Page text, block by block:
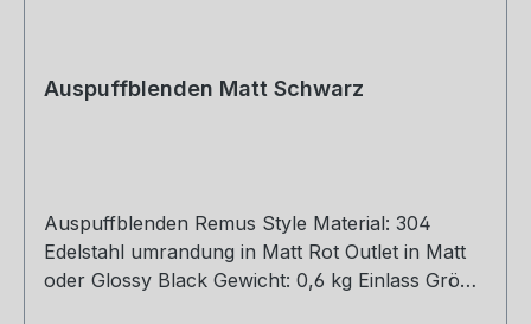
Auspuffblenden Matt Schwarz
Auspuffblenden Remus Style Material: 304
Edelstahl umrandung in Matt Rot Outlet in Matt
oder Glossy Black Gewicht: 0,6 kg Einlass Größe: